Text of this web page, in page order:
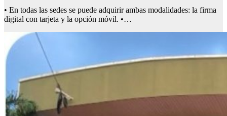
• En todas las sedes se puede adquirir ambas modalidades: la firma
digital con tarjeta y la opción móvil. •…